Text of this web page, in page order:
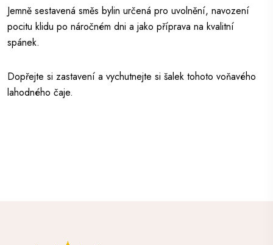
Jemně sestavená směs bylin určená pro uvolnění, navození
pocitu klidu po náročném dni a jako příprava na kvalitní
spánek.
Dopřejte si zastavení a vychutnejte si šalek tohoto voňavého
lahodného čaje.